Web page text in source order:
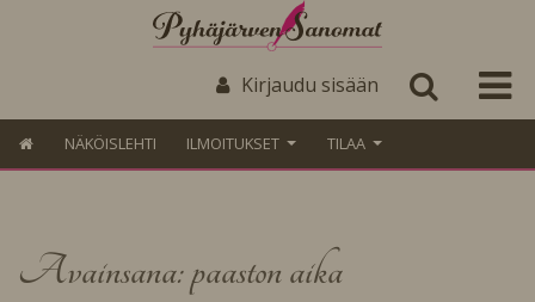
Kirjaudu sisään
NÄKÖISLEHTI ILMOITUKSET TILAA
Avainsana: paaston aika